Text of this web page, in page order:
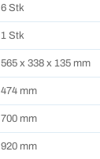
6 Stk
1 Stk
565 x 338 x 135 mm
474 mm
700 mm
920 mm